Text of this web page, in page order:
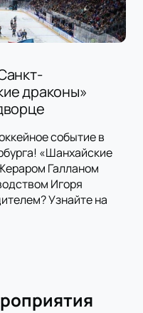
драконы»
событие в
«Шанхайские
Галланом
Игоря
Узнайте на